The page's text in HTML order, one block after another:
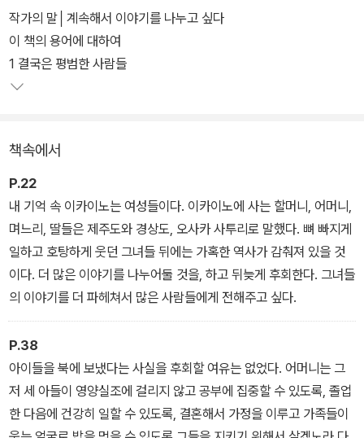
『카메라를 끄고 씁니다』에는 가족의 삶을 끈질기게 응시해온 양영희
의 기억이 고스란히 녹아 있다. 비극적인 현대사 위에 켜켜이 쌓여간
애달픈 가족의 서사는 그 자체로 재일코리안의 역사를 돌아볼 수 있
는 귀중한 자료집으로 기능할 것이다. 이미 소설과 칼럼에서 탄탄한
를 들이대던 현장으로, 역사 속 한복판으로 독자를 이끌 것이다.
작가의 말│계속해서 이야기를 나누고 싶다
이 책의 용어에 대하여
1 결국은 평범한 사람들
책속에서
P.22
내 기억 속 이카이노는 여성들이다. 이카이노에 사는 할머니, 어머니,
며느리, 딸들은 제주도와 경상도, 오사카 사투리로 말했다. 뼈 빠지게
일하고 호탕하게 웃던 그녀들 뒤에는 가혹한 역사가 감춰져 있을 것
이다. 더 많은 이야기를 나누어둘 것을, 하고 뒤늦게 후회한다. 그녀들
의 이야기를 더 파헤쳐서 많은 사람들에게 전해주고 싶다.
P.38
아이들을 북에 보냈다는 사실을 후회할 여유는 없었다. 어머니는 그
저 세 아들이 영양실조에 걸리지 않고 공부에 집중할 수 있도록, 졸업
한 다음에 건강히 일할 수 있도록, 결혼해서 가정을 이루고 가족들이